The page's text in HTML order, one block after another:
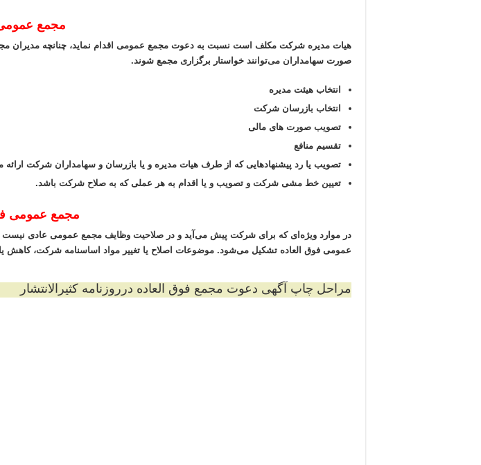
مجمع
هیات مدیره شرکت مکلف است نسبت به دعوت مجمع عمومی اقدام نماید، چنانچه مدیران
صورت سهامداران می‌توانند خواستار برگزاری مجمع شوند.
انتخاب هیئت مدیره
انتخاب بازرسان شرکت
تصویب صورت های مالی
تقسیم منافع
تصویب یا رد پیشنهاد‌هایی که از طرف هیات مدیره و یا بازرسان و سهامداران شرکت
تعیین خط مشی شرکت و تصویب و یا اقدام به هر عملی که به صلاح شرکت باشد.
مجمع عمومی
در موارد ویژه‌ای که برای شرکت پیش می‌آید و در صلاحیت وظایف مجمع عمومی عادی نیست
عمومی فوق العاده تشکیل می‌شود. موضوعات اصلاح یا تغییر مواد اساسنامه شرکت،
مراحل چاپ آگهی دعوت مجمع فوق العاده درروزنامه کثیرالانتشار